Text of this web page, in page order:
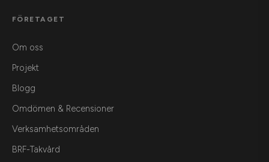
FÖRETAGET
Om oss
Projekt
Blogg
Omdömen & Recensioner
Verksamhetsområden
BRF-Takvård